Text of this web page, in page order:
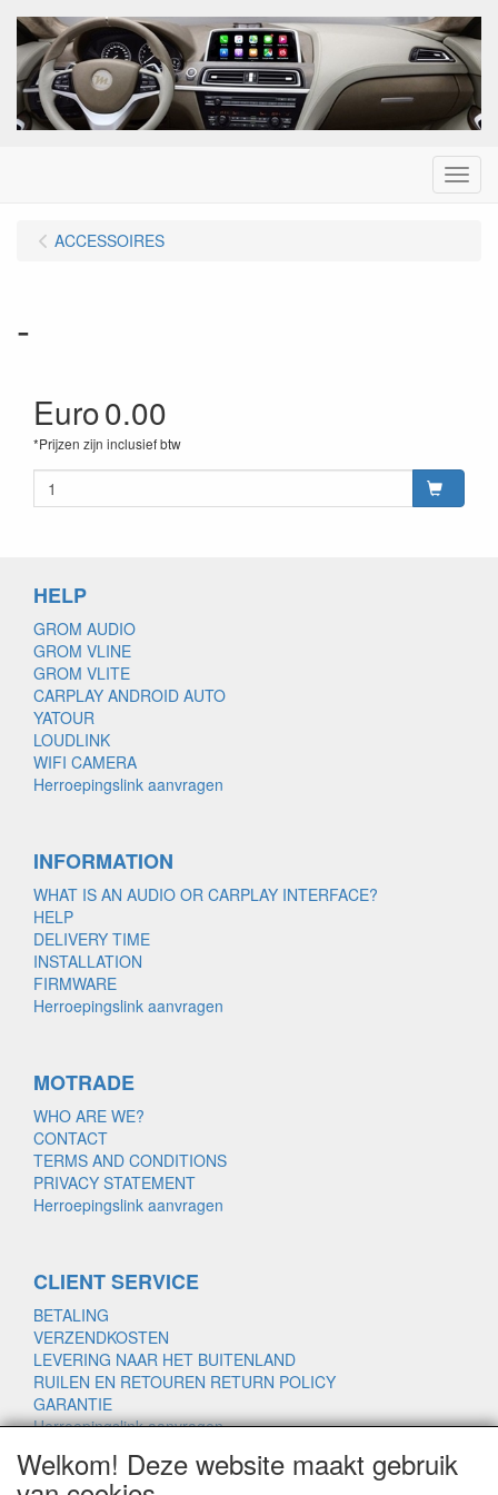
Menu
ACCESSOIRES
-
Euro0.00
*Prijzen zijn inclusief btw
HELP
GROM AUDIO
GROM VLINE
GROM VLITE
CARPLAY ANDROID AUTO
YATOUR
LOUDLINK
WIFI CAMERA
Herroepingslink aanvragen
INFORMATION
WHAT IS AN AUDIO OR CARPLAY INTERFACE?
HELP
DELIVERY TIME
INSTALLATION
FIRMWARE
Herroepingslink aanvragen
MOTRADE
WHO ARE WE?
CONTACT
TERMS AND CONDITIONS
PRIVACY STATEMENT
Herroepingslink aanvragen
CLIENT SERVICE
BETALING
VERZENDKOSTEN
LEVERING NAAR HET BUITENLAND
RUILEN EN RETOUREN RETURN POLICY
GARANTIE
Herroepingslink aanvragen
Welkom! Deze website maakt gebruik